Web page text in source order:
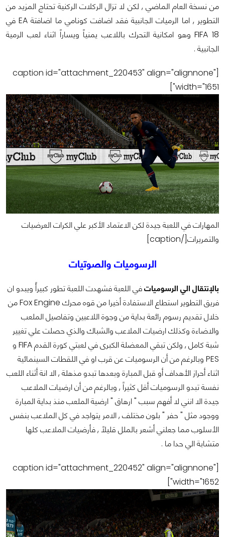
من نسخة العام الماضي , لكن لا تزال الركلات الركنية تحتاج المزيد من
التطوير , اما الرميات الجانبية فقد اضافت كونامي ما اضافتة EA في
FIFA 18 وهو امكانية التحرك باللاعب يمنياً ويساراً اثناء لعب الرمية
الجانبية .
[caption id="attachment_220453" align="alignnone"
width="1651"]
المهارات في اللعبة جيدة لكن الاعتماد الأكبر علي الكرات العرضيات
والتمريرات[/caption]
الرسوميات والصوتيات
بالإنتقال الي الرسومياتفي اللعبة فشهدت اللعبة تطور كبيرأً ويبدو ان
فريق التطوير استطاع الاستفادة أخيرا من قوه محرك Fox Engine من
خلال تقديم رسوم رائعة بداية من وجوة اللاعبين وتفاصيل الملعب
والاضاءة وكذلك ارضيات الملاعب والشباك والذي حصلت علي تغيير
شبة كامل , ولكن تبقي المعضلة الكبرى في لعبتي كورة القدم FIFA و
PES وبالرغم من أن الرسوميات عن قرب او في اللقطات السينمائية
اثناء أحراز الأهداف أو قبل المبارة وبعدها تبدو مذهلة , الا انة أثناء اللعب
نفسة تبدو الرسوميات أقل كثيراً , وبالرغم من أن ارضيات الملاعب
جيدة الا انني لا أفهم سبب " ارهاق " ارضية الملعب منذ بداية المبارة
ووجود مثل " حفر " بلون مختلف , الامر يتواجد في كل الملاعب بنفس
الأسلوب مما جعلني أشعر بالملل قليلاً , فأرضيات الملاعب كلها
متشابة الي حدا ما .
[caption id="attachment_220452" align="alignnone"
width="1652"]